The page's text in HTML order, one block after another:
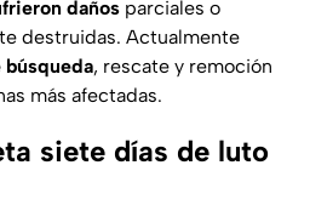
daños parciales o
destruidas. Actualmente
búsqueda, rescate y remoción
más afectadas.
siete días de luto